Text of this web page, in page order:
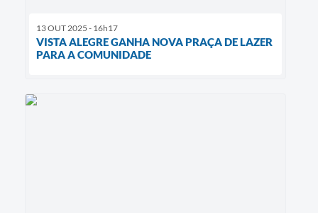
13 OUT 2025 - 16h17
VISTA ALEGRE GANHA NOVA PRAÇA DE LAZER
PARA A COMUNIDADE